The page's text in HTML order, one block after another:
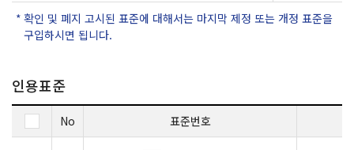
확인 및 폐지 고시된 표준에 대해서는 마지막 제정 또는 개정 표준을
구입하시면 됩니다.
인용표준
No 표준번호